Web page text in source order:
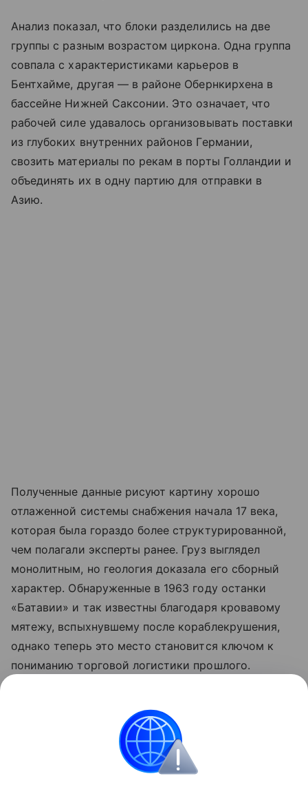
Анализ показал, что блоки разделились на две
группы с разным возрастом циркона. Одна группа
совпала с характеристиками карьеров в
Бентхайме, другая — в районе Обернкирхена в
бассейне Нижней Саксонии. Это означает, что
рабочей силе удавалось организовывать поставки
из глубоких внутренних районов Германии,
свозить материалы по рекам в порты Голландии и
объединять их в одну партию для отправки в
Азию.
Полученные данные рисуют картину хорошо
отлаженной системы снабжения начала 17 века,
которая была гораздо более структурированной,
чем полагали эксперты ранее. Груз выглядел
монолитным, но геология доказала его сборный
характер. Обнаруженные в 1963 году останки
«Батавии» и так известны благодаря кровавому
мятежу, вспыхнувшему после кораблекрушения,
однако теперь это место становится ключом к
пониманию торговой логистики прошлого.
засухи обнажили более 200 немецких кораблей у